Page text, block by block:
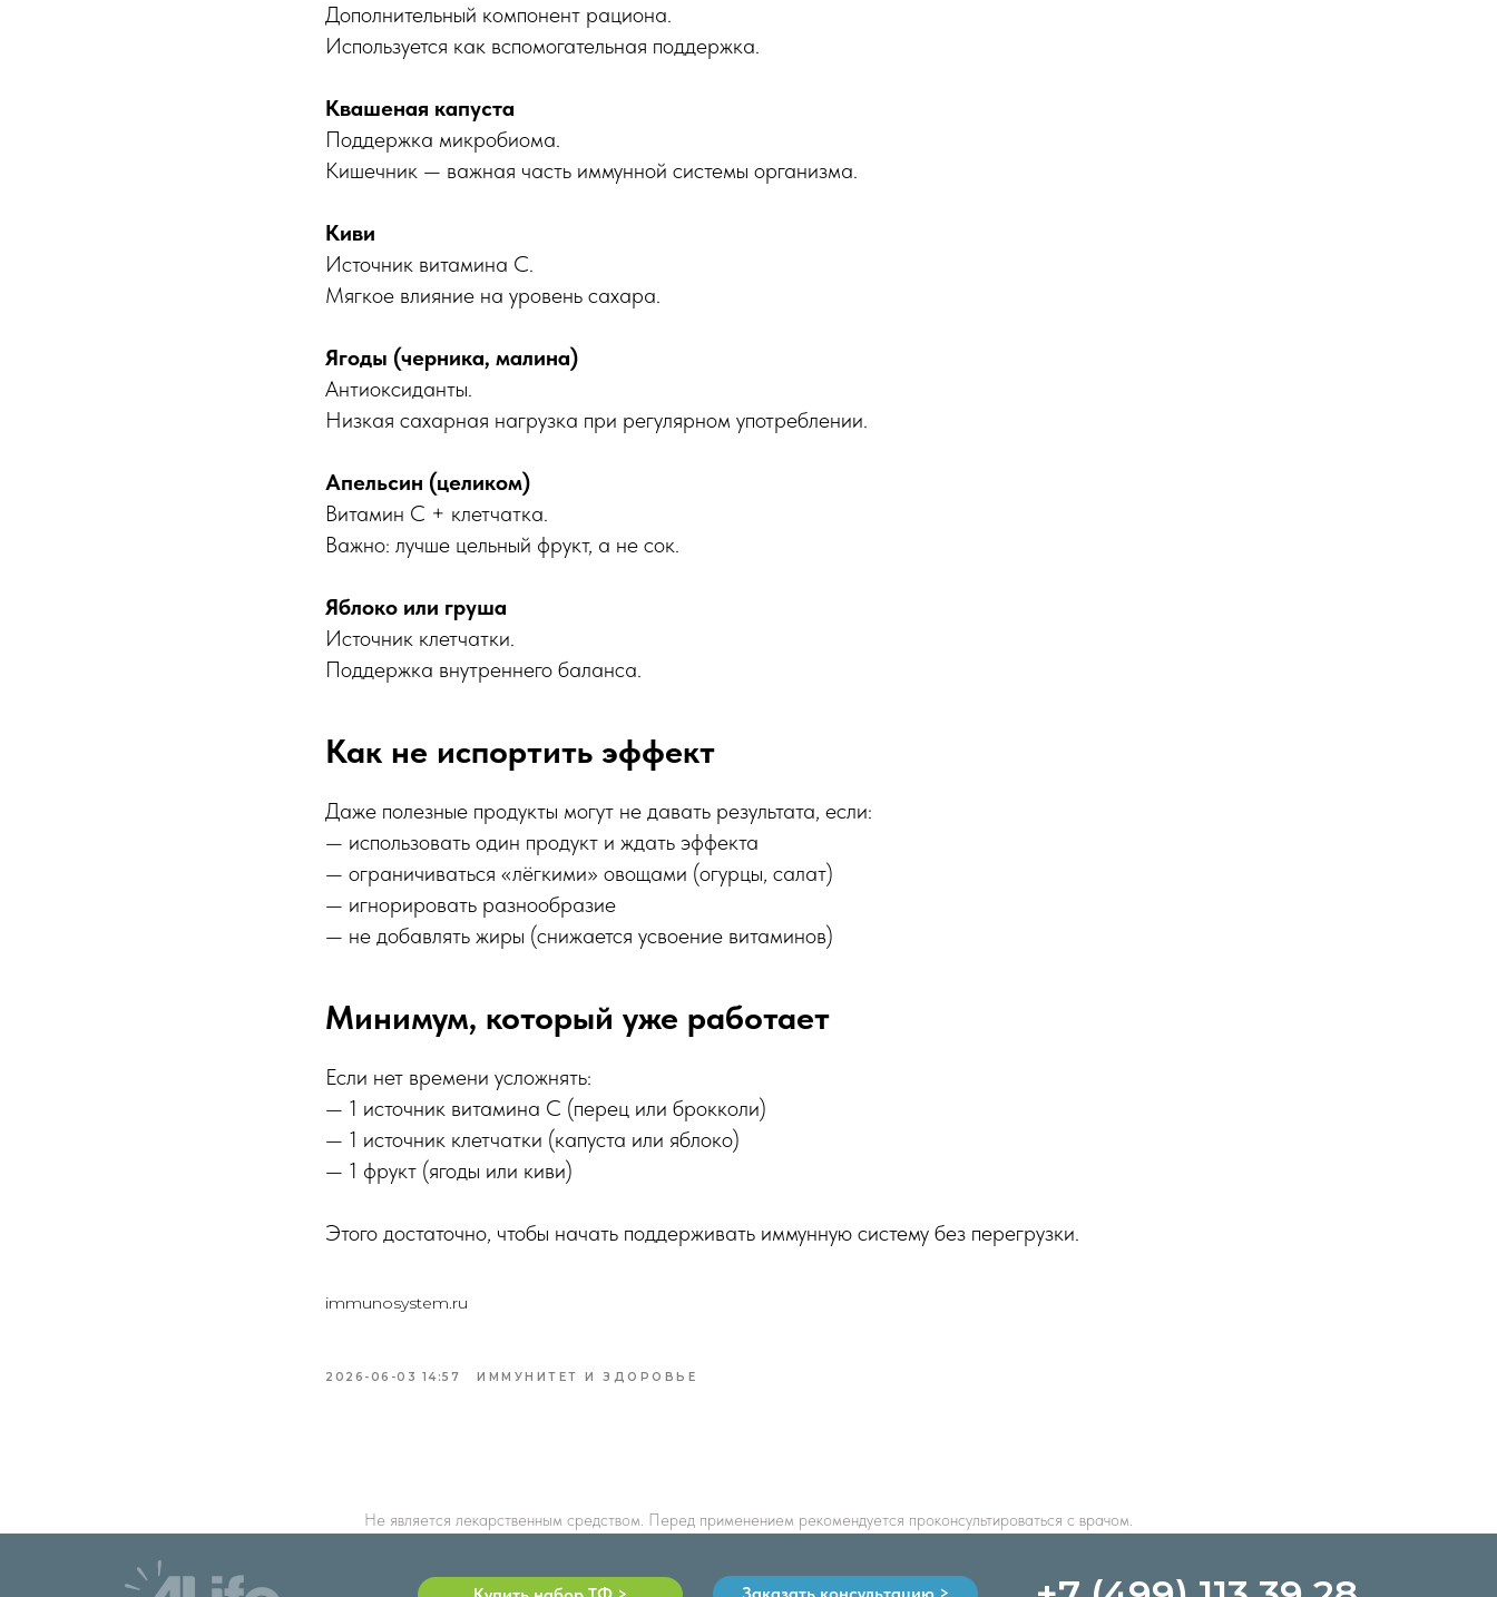
Дополнительный компонент рациона.
Используется как вспомогательная поддержка.
Квашеная капуста
Поддержка микробиома.
Кишечник — важная часть иммунной системы организма.
Киви
Источник витамина C.
Мягкое влияние на уровень сахара.
Ягоды (черника, малина)
Антиоксиданты.
Низкая сахарная нагрузка при регулярном употреблении.
Апельсин (целиком)
Витамин C + клетчатка.
Важно: лучше цельный фрукт, а не сок.
Яблоко или груша
Источник клетчатки.
Поддержка внутреннего баланса.
Как не испортить эффект
Даже полезные продукты могут не давать результата, если:
— использовать один продукт и ждать эффекта
— ограничиваться «лёгкими» овощами (огурцы, салат)
— игнорировать разнообразие
— не добавлять жиры (снижается усвоение витаминов)
Минимум, который уже работает
Если нет времени усложнять:
— 1 источник витамина C (перец или брокколи)
— 1 источник клетчатки (капуста или яблоко)
— 1 фрукт (ягоды или киви)
Этого достаточно, чтобы начать поддерживать иммунную систему без перегрузки.
immunosystem.ru
2026-06-03 14:57 ИММУНИТЕТ И ЗДОРОВЬЕ
Не является лекарственным средством. Перед применением рекомендуется проконсультироваться с врачом.